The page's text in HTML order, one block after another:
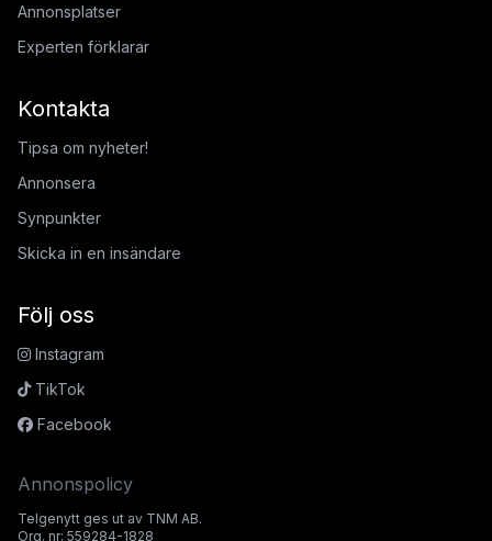
Annonsplatser
Experten förklarar
Kontakta
Tipsa om nyheter!
Annonsera
Synpunkter
Skicka in en insändare
Följ oss
Instagram
TikTok
Facebook
Annonspolicy
Telgenytt ges ut av TNM AB.
Org. nr: 559284-1828